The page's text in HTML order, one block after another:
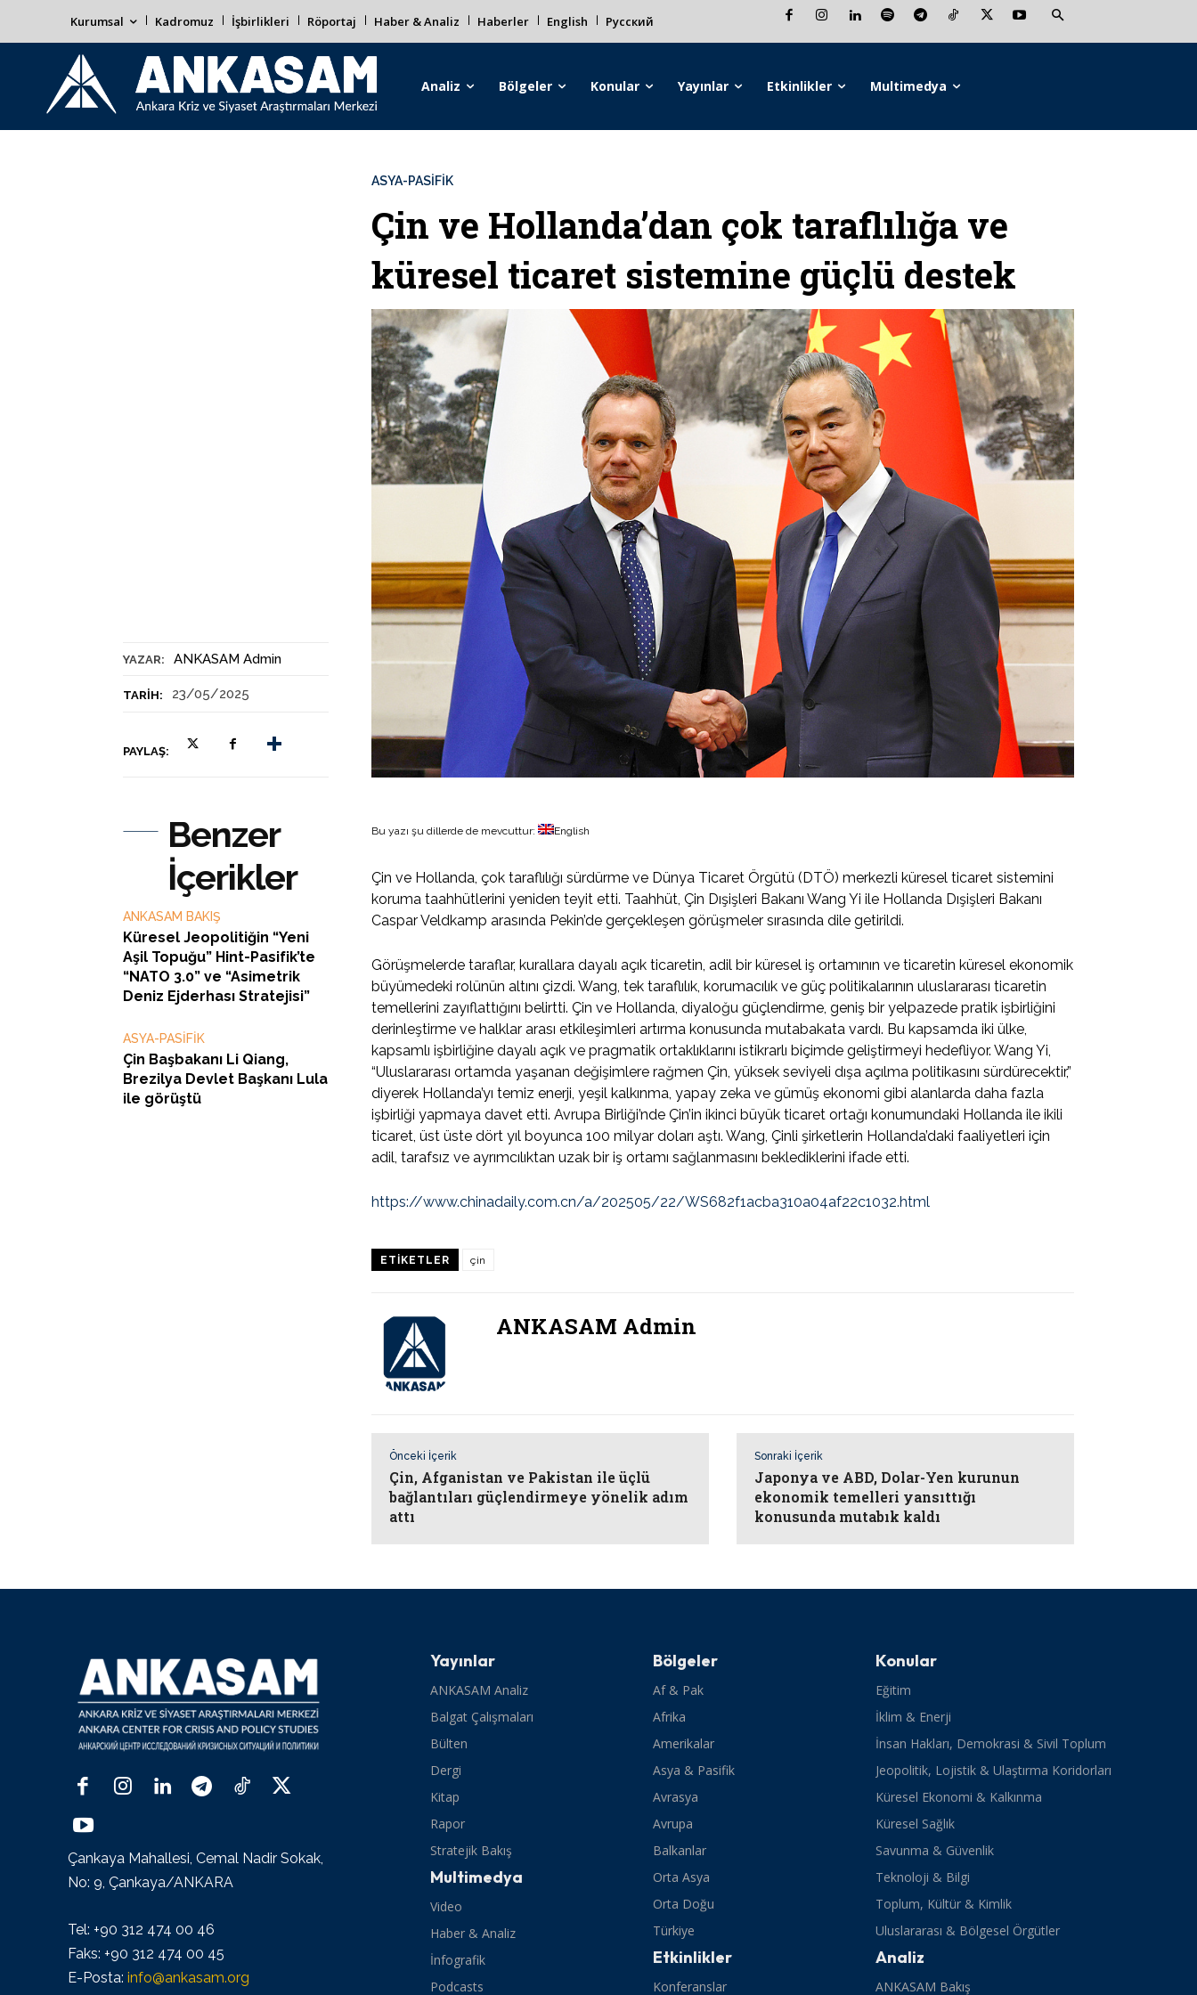
Kurumsal Kadromuz İşbirlikleri Röportaj Haber & Analiz Haberler English Русский
Analiz Bölgeler Konular Yayınlar Etkinlikler Multimedya
YAZAR: ANKASAM Admin
TARIH: 23/05/2025
PAYLAŞ:
ASYA-PASİFİK
Çin ve Hollanda’dan çok taraflılığa ve
küresel ticaret sistemine güçlü destek
Benzer
İçerikler
ANKASAM BAKIŞ
Küresel Jeopolitiğin “Yeni
Aşil Topuğu” Hint-Pasifik’te
“NATO 3.0” ve “Asimetrik
Deniz Ejderhası Stratejisi”
ASYA-PASİFİK
Çin Başbakanı Li Qiang,
Brezilya Devlet Başkanı Lula
ile görüştü
Bu yazı şu dillerde de mevcuttur: English
Çin ve Hollanda, çok taraflılığı sürdürme ve Dünya Ticaret Örgütü (DTÖ) merkezli küresel ticaret sistemini
koruma taahhütlerini yeniden teyit etti. Taahhüt, Çin Dışişleri Bakanı Wang Yi ile Hollanda Dışişleri Bakanı
Caspar Veldkamp arasında Pekin’de gerçekleşen görüşmeler sırasında dile getirildi.
Görüşmelerde taraflar, kurallara dayalı açık ticaretin, adil bir küresel iş ortamının ve ticaretin küresel ekonomik
büyümedeki rolünün altını çizdi. Wang, tek taraflılık, korumacılık ve güç politikalarının uluslararası ticaretin
temellerini zayıflattığını belirtti. Çin ve Hollanda, diyaloğu güçlendirme, geniş bir yelpazede pratik işbirliğini
derinleştirme ve halklar arası etkileşimleri artırma konusunda mutabakata vardı. Bu kapsamda iki ülke,
kapsamlı işbirliğine dayalı açık ve pragmatik ortaklıklarını istikrarlı biçimde geliştirmeyi hedefliyor. Wang Yi,
“Uluslararası ortamda yaşanan değişimlere rağmen Çin, yüksek seviyeli dışa açılma politikasını sürdürecektir,”
diyerek Hollanda’yı temiz enerji, yeşil kalkınma, yapay zeka ve gümüş ekonomi gibi alanlarda daha fazla
işbirliği yapmaya davet etti. Avrupa Birliği’nde Çin’in ikinci büyük ticaret ortağı konumundaki Hollanda ile ikili
ticaret, üst üste dört yıl boyunca 100 milyar doları aştı. Wang, Çinli şirketlerin Hollanda’daki faaliyetleri için
adil, tarafsız ve ayrımcılıktan uzak bir iş ortamı sağlanmasını beklediklerini ifade etti.
https://www.chinadaily.com.cn/a/202505/22/WS682f1acba310a04af22c1032.html
ETIKETLER çin
ANKASAM Admin
Önceki İçerik
Çin, Afganistan ve Pakistan ile üçlü
bağlantıları güçlendirmeye yönelik adım
attı
Sonraki İçerik
Japonya ve ABD, Dolar-Yen kurunun
ekonomik temelleri yansıttığı
konusunda mutabık kaldı
Çankaya Mahallesi, Cemal Nadir Sokak,
No: 9, Çankaya/ANKARA
Tel: +90 312 474 00 46
Faks: +90 312 474 00 45
E-Posta: info@ankasam.org
Yayınlar
ANKASAM Analiz
Balgat Çalışmaları
Bülten
Dergi
Kitap
Rapor
Stratejik Bakış
Multimedya
Video
Haber & Analiz
İnfografik
Podcasts
Bölgeler
Af & Pak
Afrika
Amerikalar
Asya & Pasifik
Avrasya
Avrupa
Balkanlar
Orta Asya
Orta Doğu
Türkiye
Etkinlikler
Konferanslar
Konular
Eğitim
İklim & Enerji
İnsan Hakları, Demokrasi & Sivil Toplum
Jeopolitik, Lojistik & Ulaştırma Koridorları
Küresel Ekonomi & Kalkınma
Küresel Sağlık
Savunma & Güvenlik
Teknoloji & Bilgi
Toplum, Kültür & Kimlik
Uluslararası & Bölgesel Örgütler
Analiz
ANKASAM Bakış